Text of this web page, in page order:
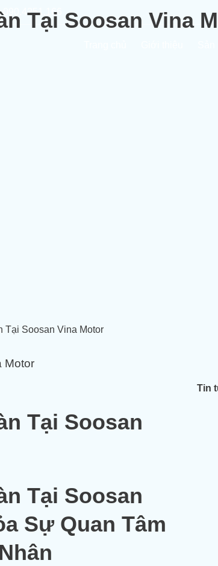
090.4251.166
Tại Soosan Vina
Tại Soosan Vina Motor
Motor
Tại Soosan
Tại Soosan
Sự Quan Tâm
Tin